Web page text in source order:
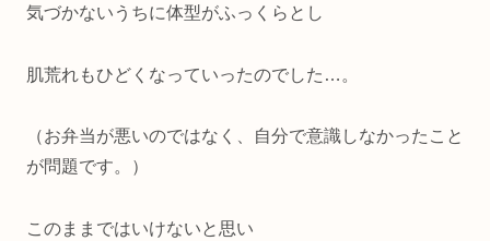
気づかないうちに体型がふっくらとし
肌荒れもひどくなっていったのでした…。
（お弁当が悪いのではなく、自分で意識しなかったこと
が問題です。）
このままではいけないと思い